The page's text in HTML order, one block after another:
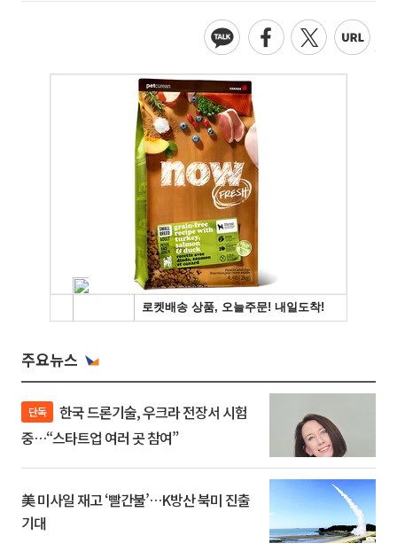
주요뉴스
단독
중…“스타트업 여러 곳 참여”
美 미사일 재고 ‘빨간불’…K방산 북미 진출
기대